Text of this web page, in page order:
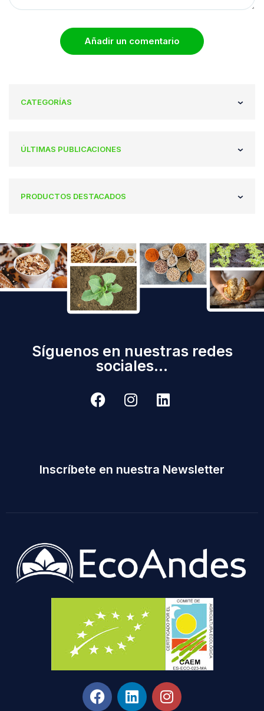
Añadir un comentario
CATEGORÍAS
ÚLTIMAS PUBLICACIONES
PRODUCTOS DESTACADOS
Síguenos en nuestras redes
sociales...
Inscríbete en nuestra Newsletter